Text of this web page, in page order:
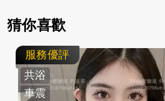
猜你喜歡
服務優評
共浴
車震